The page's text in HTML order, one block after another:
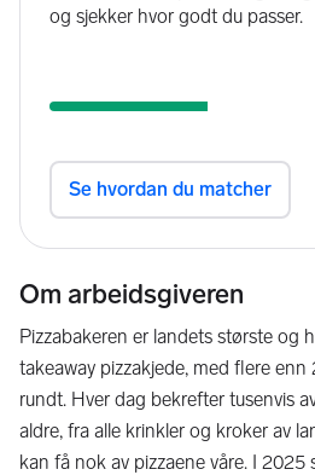
Om arbeidsgiveren
Pizzabakeren er landets største og
takeaway pizzakjede, med flere
rundt. Hver dag bekrefter tusenvis
aldre, fra alle krinkler og kroker av
kan få nok av pizzaene våre. I 2025